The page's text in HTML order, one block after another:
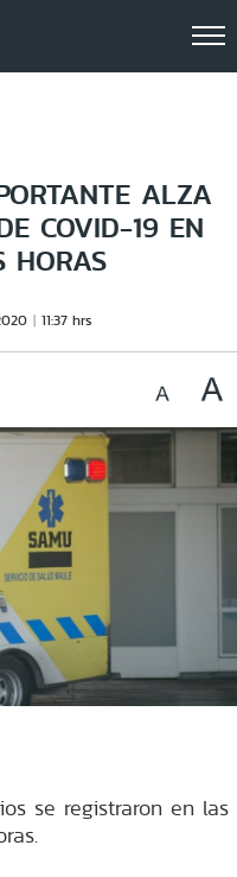
ALZA
COVID-19 EN
HORAS
11:37 hrs
se registraron en las